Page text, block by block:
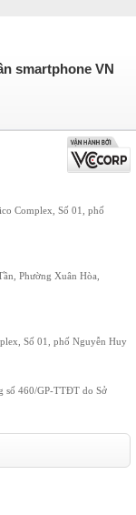
smartphone VN
Complex, Số 01, phố
Phường Xuân Hòa,
Số 01, phố Nguyễn Huy
số 460/GP-TTĐT do Sở